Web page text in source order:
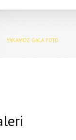
YAKAMOZ GALA FOTO